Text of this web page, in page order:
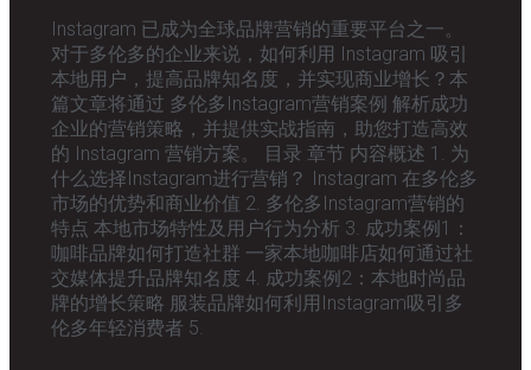
Instagram 已成为全球品牌营销的重要平台之一。
对于多伦多的企业来说，如何利用 Instagram 吸引
本地用户，提高品牌知名度，并实现商业增长？本
篇文章将通过 多伦多Instagram营销案例 解析成功
企业的营销策略，并提供实战指南，助您打造高效
的 Instagram 营销方案。 目录 章节 内容概述 1. 为
什么选择Instagram进行营销？ Instagram 在多伦多
市场的优势和商业价值 2. 多伦多Instagram营销的
特点 本地市场特性及用户行为分析 3. 成功案例1：
咖啡品牌如何打造社群 一家本地咖啡店如何通过社
交媒体提升品牌知名度 4. 成功案例2：本地时尚品
牌的增长策略 服装品牌如何利用Instagram吸引多
伦多年轻消费者 5.